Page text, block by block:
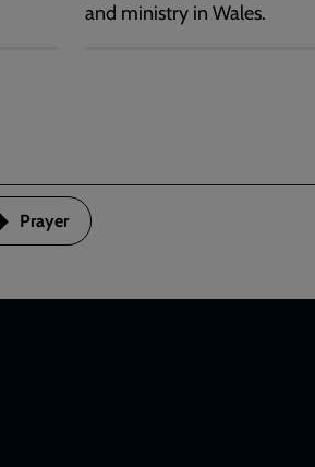
and ministry in Wales.
Prayer